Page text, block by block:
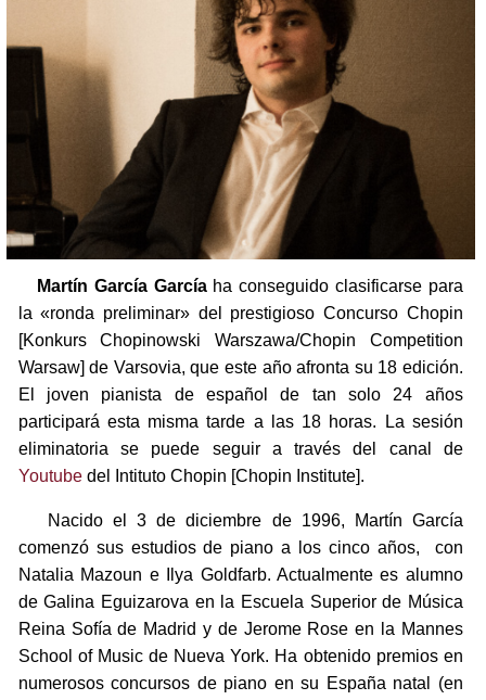
Martín García Garcíaha conseguido clasificarse para
la «ronda preliminar» del prestigioso Concurso Chopin
[Konkurs Chopinowski Warszawa/Chopin Competition
Warsaw] de Varsovia, que este año afronta su 18 edición.
El joven pianista de español de tan solo 24 años
participará esta misma tarde a las 18 horas. La sesión
eliminatoria se puede seguir a través del canal de
Youtubedel Intituto Chopin [Chopin Institute].
Nacido el 3 de diciembre de 1996, Martín García
comenzó sus estudios de piano a los cinco años, con
Natalia Mazoun e Ilya Goldfarb. Actualmente es alumno
de Galina Eguizarova en la Escuela Superior de Música
Reina Sofía de Madrid y de Jerome Rose en la Mannes
School of Music de Nueva York. Ha obtenido premios en
numerosos concursos de piano en su España natal (en